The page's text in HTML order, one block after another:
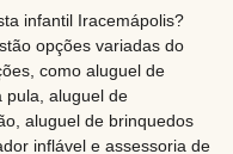
infantil Iracemápolis?
opções variadas do
como aluguel de
pula, aluguel de
aluguel de brinquedos
inflável e assessoria de